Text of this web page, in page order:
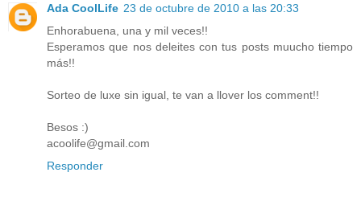
Ada CoolLife 23 de octubre de 2010 a las 20:33
Enhorabuena, una y mil veces!!
Esperamos que nos deleites con tus posts muucho tiempo
más!!
Sorteo de luxe sin igual, te van a llover los comment!!
Besos :)
acoolife@gmail.com
Responder